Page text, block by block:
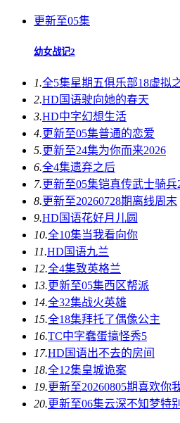
更新至05集
幼女战记2
1.全5集星期五俱乐部18虚拟
2.HD国语驶向她的春天​
3.HD中字幻想生活
4.更新至05集普通的恋爱
5.更新至24集为你而来2026
6.全4集遗弃之后
7.更新至05集铠真传武士骑兵
8.更新至20260728期离线周末
9.HD国语花好月儿圆
10.全10集当我看向你
11.HD国语九兰
12.全4集致英格兰
13.更新至05集西区帮派
14.全32集战火英雄
15.全18集拜托了偶像公主
16.TC中字蠢蛋搞怪秀5
17.HD国语出不去的房间
18.全12集皇城诡案
19.更新至20260805期喜欢你
20.更新至06集云深不知梦特